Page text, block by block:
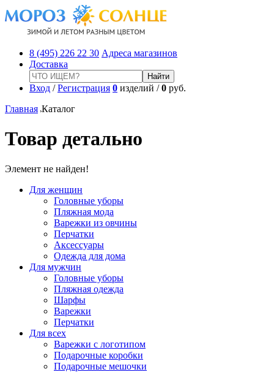
8 (495) 226 22 30 Адреса магазинов
Доставка
Вход /Регистрация 0 изделий /0 руб.
Главная Каталог
Товар детально
Элемент не найден!
Для женщин
Головные уборы
Пляжная мода
Варежки из овчины
Перчатки
Аксессуары
Одежда для дома
Для мужчин
Головные уборы
Пляжная одежда
Шарфы
Варежки
Перчатки
Для всех
Варежки с логотипом
Подарочные коробки
Подарочные мешочки